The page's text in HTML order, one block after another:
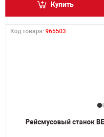
Купить
Код товара: 965503
Рейсмусовый станок